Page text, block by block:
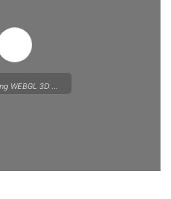
WEBGL 3D ...